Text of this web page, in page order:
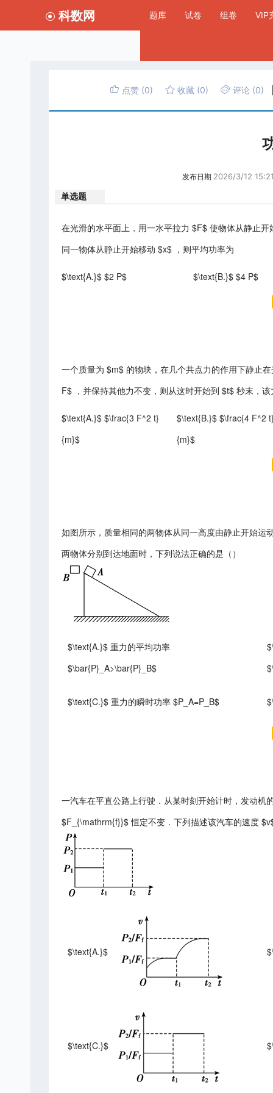
科数网 题库 试卷 组卷 VIP
点赞 (0) 收藏 (0) 评论 (0)
发布日期 2026/3/12
单选题
在光滑的水平面上，用一水平拉力 $F$ 使物体从静止
同一物体从静止开始移动 $x$ ，则平均功率为
$\text{A.}$ $2 P$ $\text{B.}$ $4 P$
一个质量为 $m$ 的物块，在几个共点力的作用下静止
F$ ，并保持其他力不变，则从这时开始到 $t$ 秒末，
$\text{A.}$ $\frac{3 F^2 t}
{m}$
$\text{B.}$ $\frac{4 F^2
{m}$
如图所示，质量相同的两物体从同一高度由静止开始
两物体分别到达地面时，下列说法正确的是（）
$\text{A.}$ 重力的平均功率
$\bar{P}_A>\bar{P}_B$
$\text{C.}$ 重力的瞬时功率 $P_A=P_B$
一汽车在平直公路上行驶．从某时刻开始计时，发动
$F_{\mathrm{f}}$ 恒定不变．下列描述该汽车的速度
$\text{A.}$
$\text{C.}$